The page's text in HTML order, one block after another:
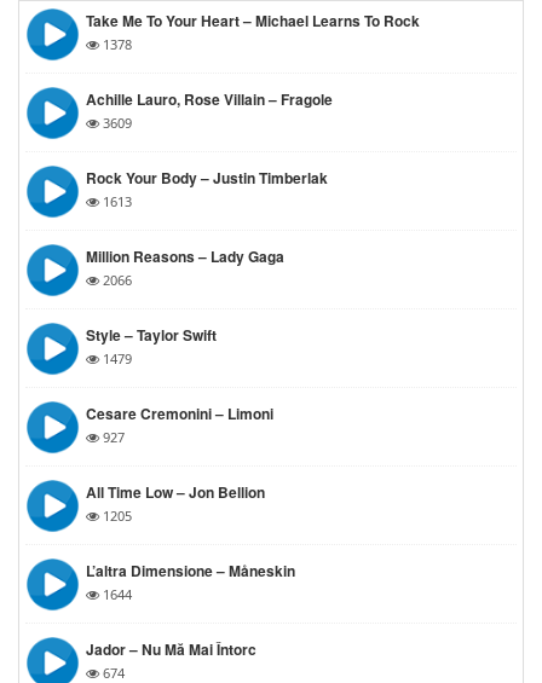
Take Me To Your Heart – Michael Learns To Rock
1378
Achille Lauro, Rose Villain – Fragole
3609
Rock Your Body – Justin Timberlak
1613
Million Reasons – Lady Gaga
2066
Style – Taylor Swift
1479
Cesare Cremonini – Limoni
927
All Time Low – Jon Bellion
1205
L’altra Dimensione – Måneskin
1644
Jador – Nu Mă Mai Întorc
674